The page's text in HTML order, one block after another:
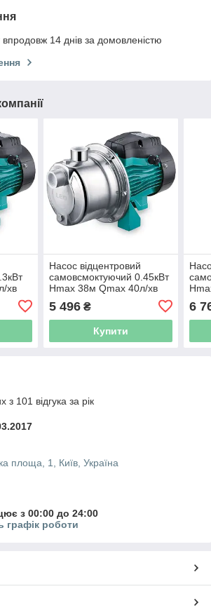
14 днів за домовленістю
хв
Насос відцентровий
самовсмоктуючий 0.45кВт
Hmax 38м Qmax 40л/хв
(775352)
5 496₴
Купити
6
з 101 відгука за рік
площа, 1, Київ, Україна
з 00:00 до 24:00
графік роботи